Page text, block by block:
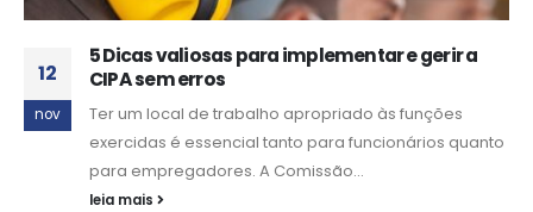
12
nov
5 Dicas valiosas para implementar e gerir a
CIPA sem erros
Ter um local de trabalho apropriado às funções
exercidas é essencial tanto para funcionários quanto
para empregadores. A Comissão...
leia mais